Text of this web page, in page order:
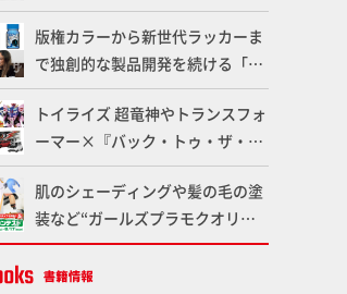
造形で登場！気になる仕様を試作
品の撮り下ろしでご紹介!!さらに
「大鉄人17」＆「ワンエイト」セ
ット情報もお届け！【超合金の
魂】
版権カラーから新世代ラッカーま
で独創的な製品開発を続ける「ガ
イアノーツ」に塗料開発の裏側と
ラッカー塗料の未来についてイン
タビュー！
トイライズ 超竜神やトランスフォ
ーマー×『バック・トゥ・ザ・フ
ューチャー』コラボアイテムな
ど、タカラトミーの注目アイテム
をチェック!!【タカラトミー
NEWITEM】
肌のシェーディングや髪の毛の塗
装など“ガールズプラモクオリテ
ィアップ術”で仕上げる！カスタ
ム作例「白騎士ソフィエラ」が完